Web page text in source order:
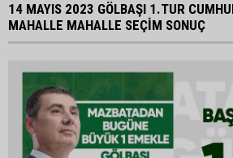
14 MAYIS 2023 GÖLBAŞI 1.TUR
MAHALLE MAHALLE SEÇİM SONUÇ